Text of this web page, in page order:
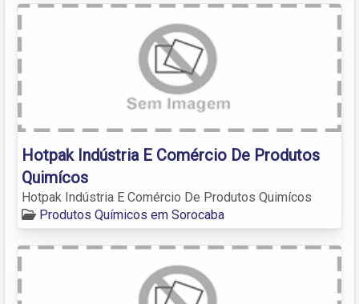
Hotpak Indústria E Comércio De Produtos
Quimícos
Hotpak Indústria E Comércio De Produtos Quimícos
Produtos Químicos em Sorocaba